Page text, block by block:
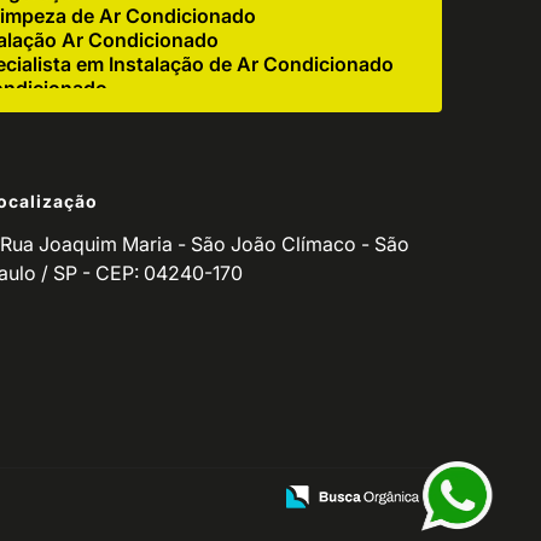
de Ar Condicionado
Ar Condicionado
em Instalação de Ar Condicionado
Ar Condicionado Industrial
Corretiva de Ar Condicionado
para Empresas
de Ar Condicionado Residencial
Equipamento de Refrigeração
Rua Joaquim Maria - São João Clímaco - São
/ SP - CEP: 04240-170